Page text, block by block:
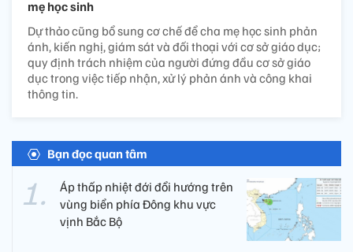
mẹ học sinh
Dự thảo cũng bổ sung cơ chế để cha mẹ học sinh phản
ánh, kiến nghị, giám sát và đối thoại với cơ sở giáo dục;
quy định trách nhiệm của người đứng đầu cơ sở giáo
dục trong việc tiếp nhận, xử lý phản ánh và công khai
thông tin.
Bạn đọc quan tâm
Áp thấp nhiệt đới đổi hướng trên
vùng biển phía Đông khu vực
vịnh Bắc Bộ